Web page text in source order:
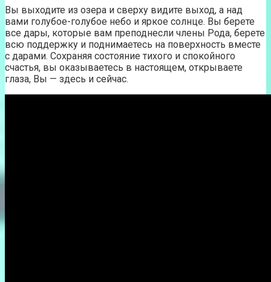
Вы выходите из озера и сверху видите выход, а над
вами голубое-голубое небо и яркое солнце. Вы берете
все дары, которые вам преподнесли члены Рода, берете
всю поддержку и поднимаетесь на поверхность вместе
с дарами. Сохраняя состояние тихого и спокойного
счастья, вы оказываетесь в настоящем, открываете
глаза, Вы — здесь и сейчас.